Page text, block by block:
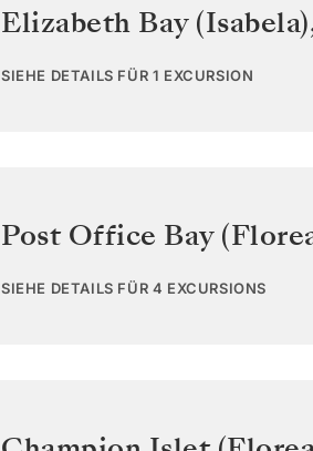
Elizabeth Bay (Isabela)
SIEHE DETAILS FÜR 1 EXCURSION
Post Office Bay
SIEHE DETAILS FÜR 4 EXCURSIONS